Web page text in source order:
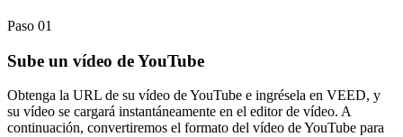
Paso 01
Sube un vídeo de YouTube
Obtenga la URL de su vídeo de YouTube e ingrésela en VEED, y
su vídeo se cargará instantáneamente en el editor de vídeo. A
continuación, convertiremos el formato del vídeo de YouTube para